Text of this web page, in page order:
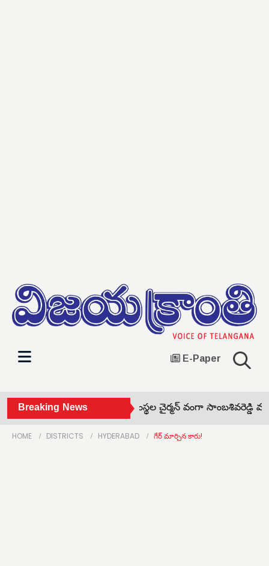
E-Paper
Breaking News
•నిర్మలహృదయ్ విద్యాసంస్థల చైర్మన్ వంగా సాంబశివరెడ్డి మృతి •
HOME DISTRICTS HYDERABAD గేర్ మార్చిన కారు!